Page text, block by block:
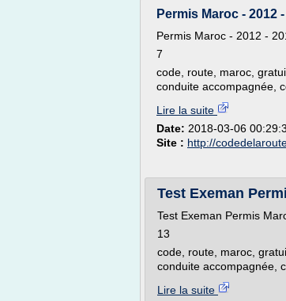
Permis Maroc - 2012
Permis Maroc - 2012 -
7
code, route, maroc,
conduite accompagnée,
Lire la suite
Date: 2018-03-06
Site : http://
Test Exeman
Test Exeman Permis
13
code, route, maroc,
conduite accompagnée,
Lire la suite